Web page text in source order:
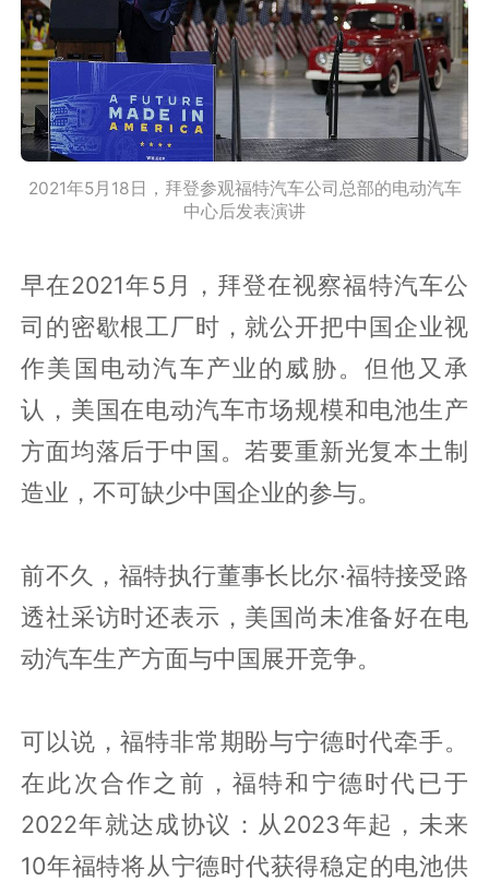
2021年5月18日，拜登参观福特汽车公司总部的电动汽车
中心后发表演讲
早在2021年5月，拜登在视察福特汽车公
司的密歇根工厂时，就公开把中国企业视
作美国电动汽车产业的威胁。但他又承
认，美国在电动汽车市场规模和电池生产
方面均落后于中国。若要重新光复本土制
造业，不可缺少中国企业的参与。
前不久，福特执行董事长比尔·福特接受路
透社采访时还表示，美国尚未准备好在电
动汽车生产方面与中国展开竞争。
可以说，福特非常期盼与宁德时代牵手。
在此次合作之前，福特和宁德时代已于
2022年就达成协议：从2023年起，未来
10年福特将从宁德时代获得稳定的电池供